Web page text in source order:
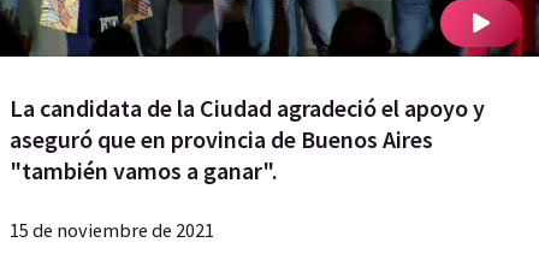
La candidata de la Ciudad agradeció el apoyo y
aseguró que en provincia de Buenos Aires
"también vamos a ganar".
15 de noviembre de 2021